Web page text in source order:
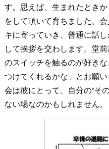
す。思えば、生まれたとき
をして頂いて育ちました。
キに寄っていき、普通に話
して挨拶を交わします。堂
のスイッチを触るのが好き
つけてくれるかな」とお願
会は彼にとって、自分の“そ
ない場なのかもしれません。